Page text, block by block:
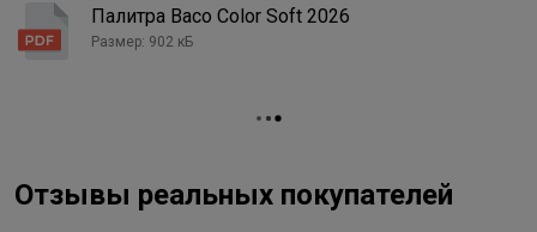
chloride, Bis (c13-15 alkoxy) pg amodimethicone, Hydrogenated
coconut oil, Polyquatemium-10, Hydrolyzed silk protein (hydrolyzed
Палитра Baco Color Soft 2026
Размер: 902 кБ
Отзывы реальных покупателей